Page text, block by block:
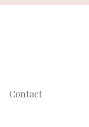
Contact